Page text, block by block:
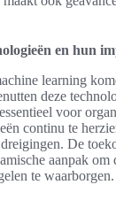
en hun
learning
deze
voor
continu te
De
aanpak
te waarborgen.